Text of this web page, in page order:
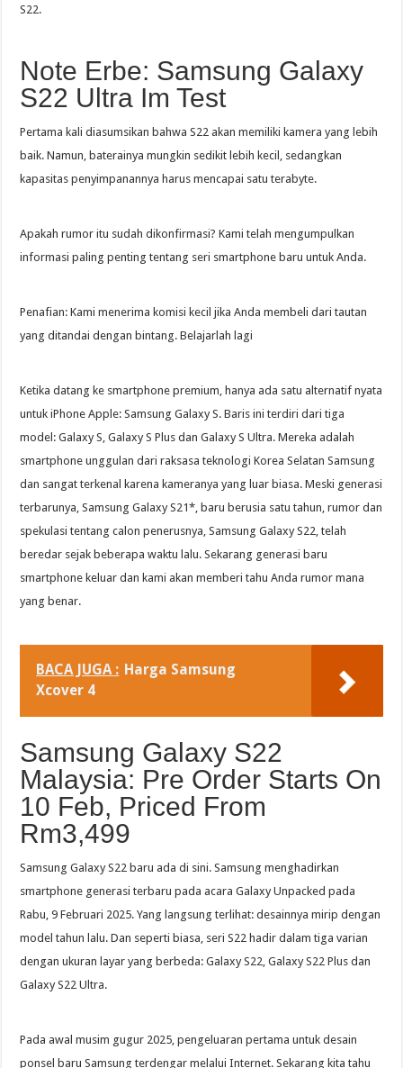
S22.
Note Erbe: Samsung Galaxy
S22 Ultra Im Test
Pertama kali diasumsikan bahwa S22 akan memiliki kamera yang lebih
baik. Namun, baterainya mungkin sedikit lebih kecil, sedangkan
kapasitas penyimpanannya harus mencapai satu terabyte.
Apakah rumor itu sudah dikonfirmasi? Kami telah mengumpulkan
informasi paling penting tentang seri smartphone baru untuk Anda.
Penafian: Kami menerima komisi kecil jika Anda membeli dari tautan
yang ditandai dengan bintang. Belajarlah lagi
Ketika datang ke smartphone premium, hanya ada satu alternatif nyata
untuk iPhone Apple: Samsung Galaxy S. Baris ini terdiri dari tiga
model: Galaxy S, Galaxy S Plus dan Galaxy S Ultra. Mereka adalah
smartphone unggulan dari raksasa teknologi Korea Selatan Samsung
dan sangat terkenal karena kameranya yang luar biasa. Meski generasi
terbarunya, Samsung Galaxy S21*, baru berusia satu tahun, rumor dan
spekulasi tentang calon penerusnya, Samsung Galaxy S22, telah
beredar sejak beberapa waktu lalu. Sekarang generasi baru
smartphone keluar dan kami akan memberi tahu Anda rumor mana
yang benar.
BACA JUGA : Harga Samsung
Xcover 4
Samsung Galaxy S22
Malaysia: Pre Order Starts On
10 Feb, Priced From
Rm3,499
Samsung Galaxy S22 baru ada di sini. Samsung menghadirkan
smartphone generasi terbaru pada acara Galaxy Unpacked pada
Rabu, 9 Februari 2025. Yang langsung terlihat: desainnya mirip dengan
model tahun lalu. Dan seperti biasa, seri S22 hadir dalam tiga varian
dengan ukuran layar yang berbeda: Galaxy S22, Galaxy S22 Plus dan
Galaxy S22 Ultra.
Pada awal musim gugur 2025, pengeluaran pertama untuk desain
ponsel baru Samsung terdengar melalui Internet. Sekarang kita tahu